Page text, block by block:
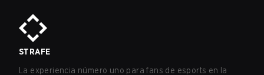
STRAFE
La experiencia número uno para fans de esports en la